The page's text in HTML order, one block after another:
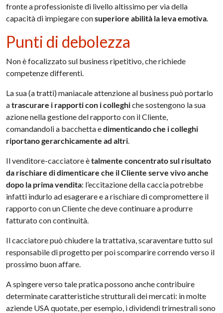
fronte a professioniste di livello altissimo per via della
capacità di impiegare consuperiore abilità la leva emotiva.
Punti di debolezza
Non è focalizzato sul business ripetitivo, che richiede
competenze differenti.
La sua (a tratti) maniacale attenzione al business può portarlo
atrascurare i rapporti con i colleghiche sostengono la sua
azione nella gestione del rapporto con il Cliente,
comandandoli a bacchetta edimenticando che i colleghi
riportano gerarchicamente ad altri.
Il venditore-cacciatore ètalmente concentrato sul risultato
da rischiare di dimenticare che il Cliente serve vivo anche
dopo la prima vendita: l’eccitazione della caccia potrebbe
infatti indurlo ad esagerare e a rischiare di compromettere il
rapporto con un Cliente che deve continuare a produrre
fatturato con continuità.
Il cacciatore può chiudere la trattativa, scaraventare tutto sul
responsabile di progetto per poi scomparire correndo verso il
prossimo buon affare.
A spingere verso tale pratica possono anche contribuire
determinate caratteristiche strutturali dei mercati: in molte
aziende USA quotate, per esempio, i dividendi trimestrali sono